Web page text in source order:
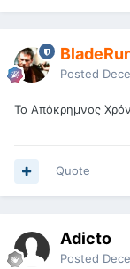
Posted
Το Απόκρημνος
Quote
Adicto
Posted